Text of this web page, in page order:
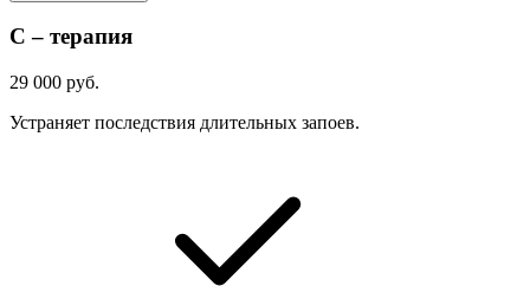
С – терапия
29 000 руб.
Устраняет последствия длительных запоев.